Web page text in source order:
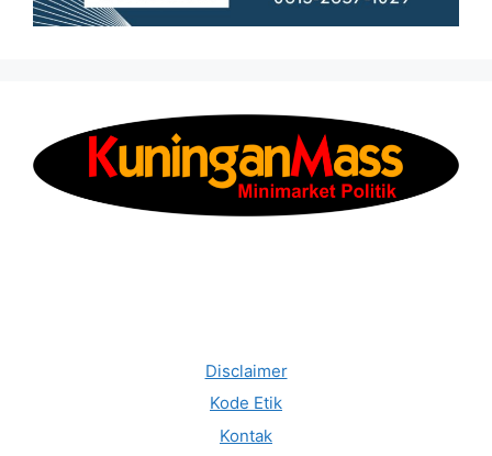
Disclaimer
Kode Etik
Kontak